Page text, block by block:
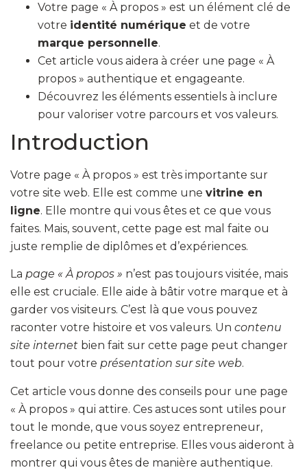
Votre page « À propos » est un élément clé de
votre identité numérique et de votre
marque personnelle.
Cet article vous aidera à créer une page « À
propos » authentique et engageante.
Découvrez les éléments essentiels à inclure
pour valoriser votre parcours et vos valeurs.
Introduction
Votre page « À propos » est très importante sur
votre site web. Elle est comme une vitrine en
ligne. Elle montre qui vous êtes et ce que vous
faites. Mais, souvent, cette page est mal faite ou
juste remplie de diplômes et d’expériences.
La page « À propos » n’est pas toujours visitée, mais
elle est cruciale. Elle aide à bâtir votre marque et à
garder vos visiteurs. C’est là que vous pouvez
raconter votre histoire et vos valeurs. Un contenu
site internet bien fait sur cette page peut changer
tout pour votre présentation sur site web.
Cet article vous donne des conseils pour une page
« À propos » qui attire. Ces astuces sont utiles pour
tout le monde, que vous soyez entrepreneur,
freelance ou petite entreprise. Elles vous aideront à
montrer qui vous êtes de manière authentique.